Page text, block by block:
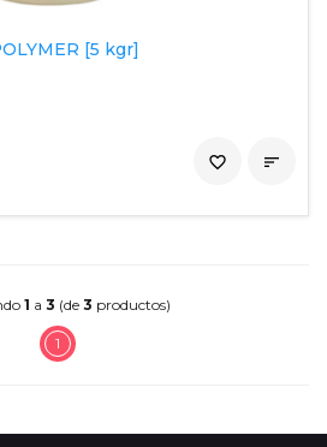
[5 kgr]

favorite_border
1 a 3 (de 3 productos)
1